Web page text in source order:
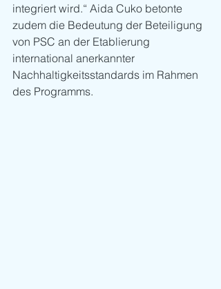
integriert wird.“ Aida Cuko betonte
zudem die Bedeutung der Beteiligung
von PSC an der Etablierung
international anerkannter
Nachhaltigkeitsstandards im Rahmen
des Programms.